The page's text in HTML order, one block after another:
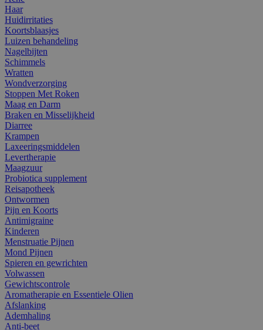
Haar
Huidirritaties
Koortsblaasjes
Luizen behandeling
Nagelbijten
Schimmels
Wratten
Wondverzorging
Stoppen Met Roken
Maag en Darm
Braken en Misselijkheid
Diarree
Krampen
Laxeeringsmiddelen
Levertherapie
Maagzuur
Probiotica supplement
Reisapotheek
Ontwormen
Pijn en Koorts
Antimigraine
Kinderen
Menstruatie Pijnen
Mond Pijnen
Spieren en gewrichten
Volwassen
Gewichtscontrole
Aromatherapie en Essentiele Olien
Afslanking
Ademhaling
Anti-beet